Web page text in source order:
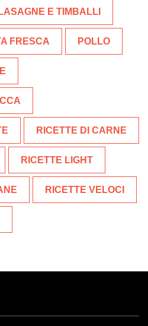
LASAGNE E TIMBALLI
FRESCA POLLO
RICETTE DI CARNE
RICETTE LIGHT
RICETTE VELOCI